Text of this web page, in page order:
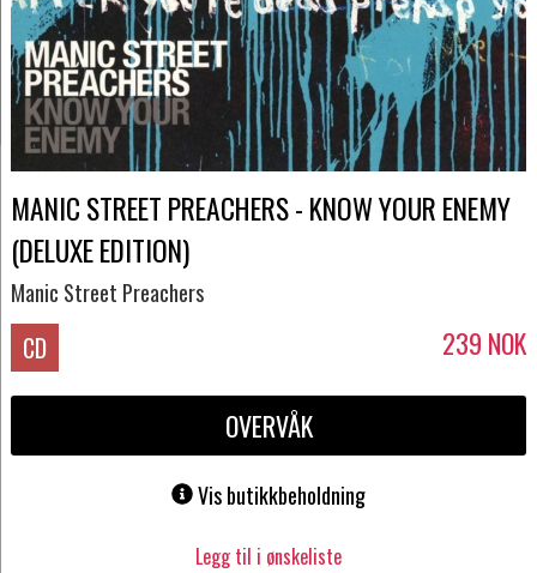
MANIC STREET PREACHERS - KNOW YOUR ENEMY
(DELUXE EDITION)
Manic Street Preachers
CD 239 NOK
OVERVÅK
Vis butikkbeholdning
Legg til i ønskeliste